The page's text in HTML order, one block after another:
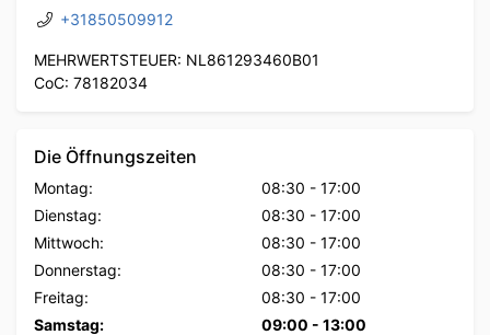
+31850509912
MEHRWERTSTEUER: NL861293460B01
CoC: 78182034
Die Öffnungszeiten
Montag: 08:30 - 17:00
Dienstag:
08:30 - 17:00
Mittwoch:
08:30 - 17:00
Donnerstag:
08:30 - 17:00
Freitag:
08:30 - 17:00
Samstag:
09:00 - 13:00